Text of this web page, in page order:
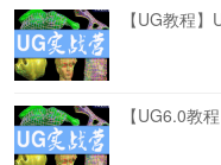
【UG教程
【UG6.0教